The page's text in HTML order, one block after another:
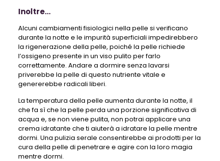
Inoltre…
Alcuni cambiamenti fisiologici nella pelle si verificano
durante la notte e le impurità superficiali impedirebbero
la rigenerazione della pelle, poiché la pelle richiede
l’ossigeno presente in un viso pulito per farlo
correttamente. Andare a dormire senza lavarsi
priverebbe la pelle di questo nutriente vitale e
genererebbe radicali liberi.
La temperatura della pelle aumenta durante la notte, il
che fa sì che la pelle perda una porzione significativa di
acqua e, se non viene pulita, non potrai applicare una
crema idratante che ti aiuterà a idratare la pelle mentre
dormi. Una pulizia serale consentirebbe ai prodotti per la
cura della pelle di penetrare e agire con la loro magia
mentre dormi.